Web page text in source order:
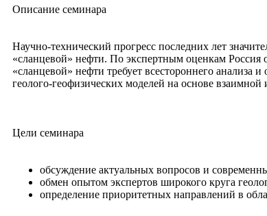
Описание семинара
Научно-технический прогресс последних лет
«сланцевой» нефти. По экспертным оценкам Россия
«сланцевой» нефти требует всестороннего
геолого-геофизических моделей на основе
Цели семинара
обсуждение актуальных вопросов и
обмен опытом экспертов широкого круга
определение приоритетных направлений в